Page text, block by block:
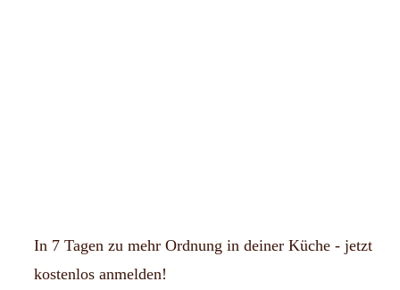
In 7 Tagen zu mehr Ordnung in deiner Küche - jetzt
kostenlos anmelden!